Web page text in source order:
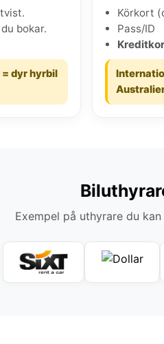
bokar.
dyr hyrbil
Körkort
Pass/ID
Exempel på uthyrare du